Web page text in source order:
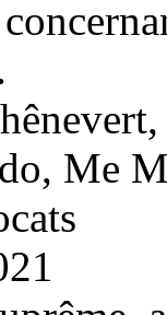
Me